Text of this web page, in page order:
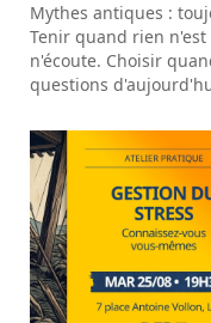
Mythes antiques :
Tenir quand rien
n'écoute. Choisir
questions